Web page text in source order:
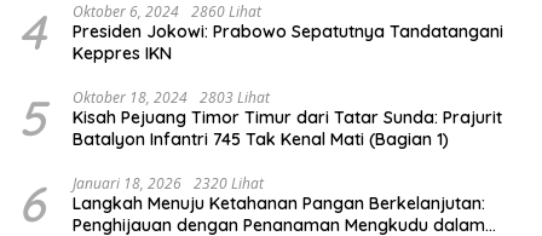
4 Oktober 6, 2024 2860 Lihat
Presiden Jokowi: Prabowo Sepatutnya Tandatangani
Keppres IKN
5 Oktober 18, 2024 2803 Lihat
Kisah Pejuang Timor Timur dari Tatar Sunda: Prajurit
Batalyon Infantri 745 Tak Kenal Mati (Bagian 1)
6 Januari 18, 2026 2320 Lihat
Langkah Menuju Ketahanan Pangan Berkelanjutan:
Penghijauan dengan Penanaman Mengkudu dalam